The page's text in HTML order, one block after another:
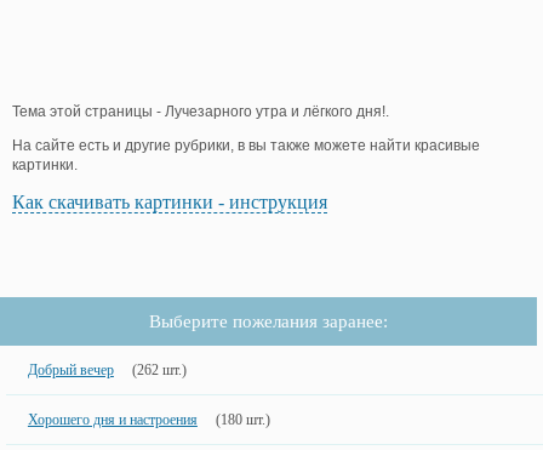
Тема этой страницы - Лучезарного утра и лёгкого дня!.
На сайте есть и другие рубрики, в вы также можете найти красивые
картинки.
Как скачивать картинки - инструкция
Выберите пожелания заранее:
Добрый вечер (262 шт.)
Хорошего дня и настроения (180 шт.)